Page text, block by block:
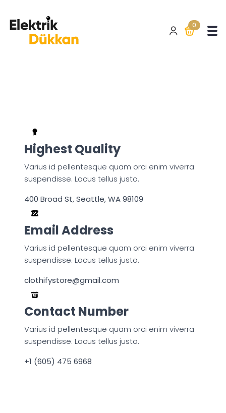
0
Highest Quality
Varius id pellentesque quam orci enim viverra
suspendisse. Lacus tellus justo.
400 Broad St, Seattle, WA 98109
Email Address
Varius id pellentesque quam orci enim viverra
suspendisse. Lacus tellus justo.
clothifystore@gmail.com
Contact Number
Varius id pellentesque quam orci enim viverra
suspendisse. Lacus tellus justo.
+1 (605) 475 6968